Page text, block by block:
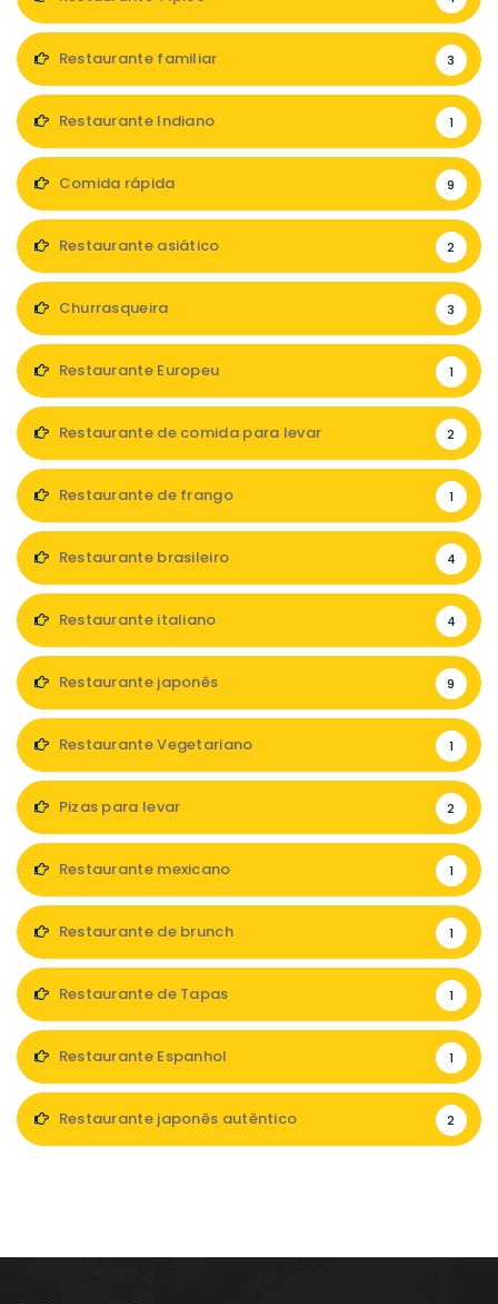
Restaurante familiar 3
Restaurante Indiano 1
Comida rápida 9
Restaurante asiático 2
Churrasqueira 3
Restaurante Europeu 1
Restaurante de comida para levar 2
Restaurante de frango 1
Restaurante brasileiro 4
Restaurante italiano 4
Restaurante japonês 9
Restaurante Vegetariano 1
Pizas para levar 2
Restaurante mexicano 1
Restaurante de brunch 1
Restaurante de Tapas 1
Restaurante Espanhol 1
Restaurante japonês autêntico 2